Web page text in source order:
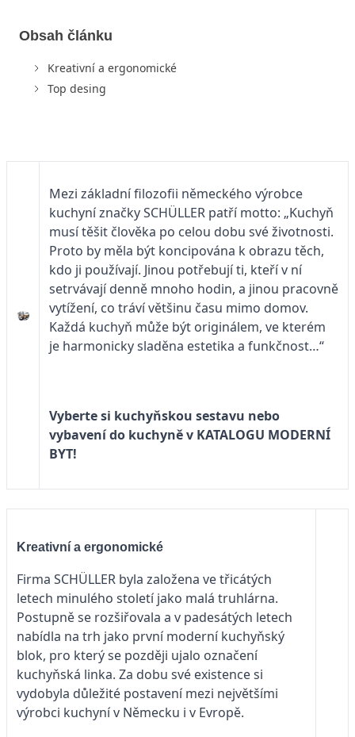
Obsah článku
Kreativní a ergonomické
Top desing
Mezi základní filozofii německého výrobce
kuchyní značky SCHÜLLER patří motto: „Kuchyň
musí těšit člověka po celou dobu své životnosti.
Proto by měla být koncipována k obrazu těch,
kdo ji používají. Jinou potřebují ti, kteří v ní
setrvávají denně mnoho hodin, a jinou pracovně
vytížení, co tráví většinu času mimo domov.
Každá kuchyň může být originálem, ve kterém
je harmonicky sladěna estetika a funkčnost…“
Vyberte si kuchyňskou sestavu nebo
vybavení do kuchyně v KATALOGU MODERNÍ
BYT!
Kreativní a ergonomické
Firma SCHÜLLER byla založena ve třicátých
letech minulého století jako malá truhlárna.
Postupně se rozšiřovala a v padesátých letech
nabídla na trh jako první moderní kuchyňský
blok, pro který se později ujalo označení
kuchyňská linka. Za dobu své existence si
vydobyla důležité postavení mezi největšími
výrobci kuchyní v Německu i v Evropě.